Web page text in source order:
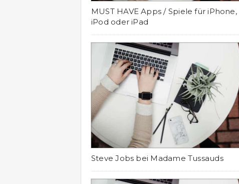
MUST HAVE Apps / Spiele für iPhone,
iPod oder iPad
Steve Jobs bei Madame Tussauds